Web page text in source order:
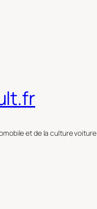
et de la culture voiture